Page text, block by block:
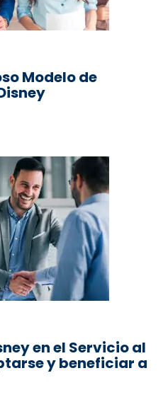
Modelo de
en el Servicio al
y beneficiar a